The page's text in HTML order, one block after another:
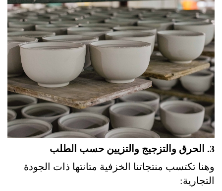
3. الحرق والتزجيج والتزيين حسب الطلب
وهنا تكتسب منتجاتنا الخزفية متانتها ذات الجودة
التجارية: